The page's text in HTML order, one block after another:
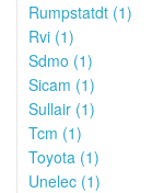
Rumpstatdt (1)
Rvi (1)
Sdmo (1)
Sicam (1)
Sullair (1)
Tcm (1)
Toyota (1)
Unelec (1)